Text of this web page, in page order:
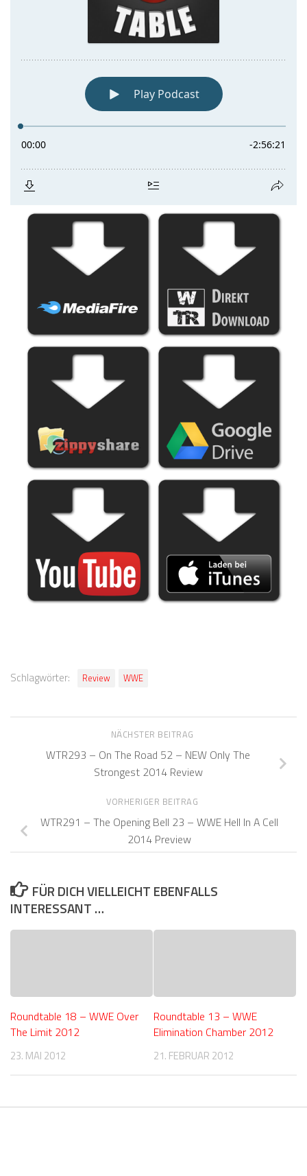
Schlagwörter: Review WWE
NÄCHSTER BEITRAG
WTR293 – On The Road 52 – NEW Only The
Strongest 2014 Review
VORHERIGER BEITRAG
WTR291 – The Opening Bell 23 – WWE Hell In A Cell
2014 Preview
FÜR DICH VIELLEICHT EBENFALLS
INTERESSANT …
Roundtable 18 – WWE Over
The Limit 2012
23. MAI 2012
Roundtable 13 – WWE
Elimination Chamber 2012
21. FEBRUAR 2012